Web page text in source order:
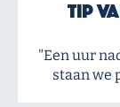
Tip
"Een uur
staan we